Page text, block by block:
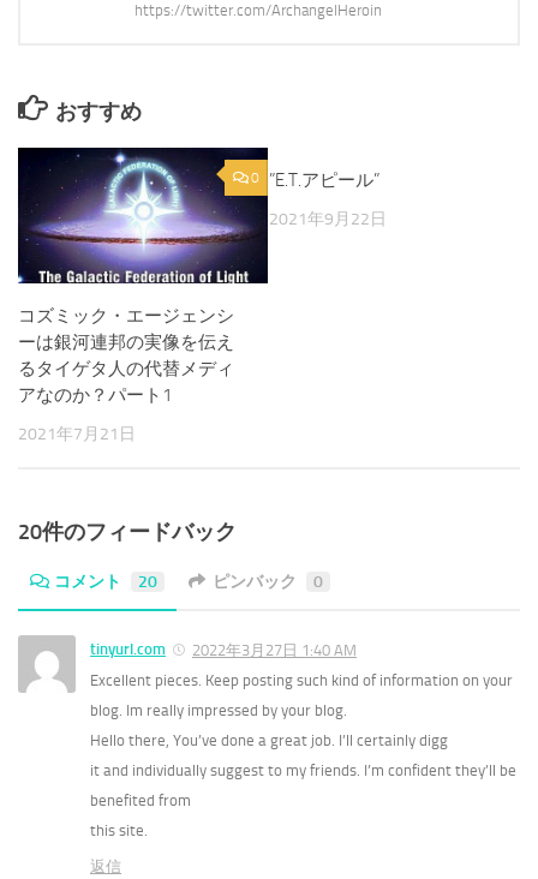
https://twitter.com/ArchangelHeroin
おすすめ
0
コズミック・エージェンシ
ーは銀河連邦の実像を伝え
るタイゲタ人の代替メディ
アなのか？パート1
2021年7月21日
”E.T.アピール”
2021年9月22日
20件のフィードバック
コメント 20 ピンバック 0
tinyurl.com
2022年3月27日 1:40 AM
Excellent pieces. Keep posting such kind of information on your
blog. Im really impressed by your blog.
Hello there, You’ve done a great job. I’ll certainly digg
it and individually suggest to my friends. I’m confident they’ll be
benefited from
this site.
返信